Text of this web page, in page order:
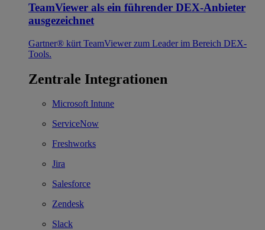
TeamViewer als ein führender DEX-Anbieter
ausgezeichnet
Gartner® kürt TeamViewer zum Leader im Bereich DEX-
Tools.
Zentrale Integrationen
Microsoft Intune
ServiceNow
Freshworks
Jira
Salesforce
Zendesk
Slack